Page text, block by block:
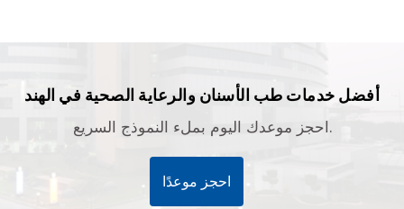
أفضل خدمات طب الأسنان والرعاية الصحية في الهند
احجز موعدك اليوم بملء النموذج السريع.
احجز موعدًا